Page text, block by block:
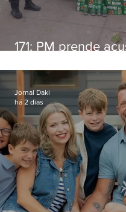
171: PM prende
Niterói
Jornal Daki
há 2 dias